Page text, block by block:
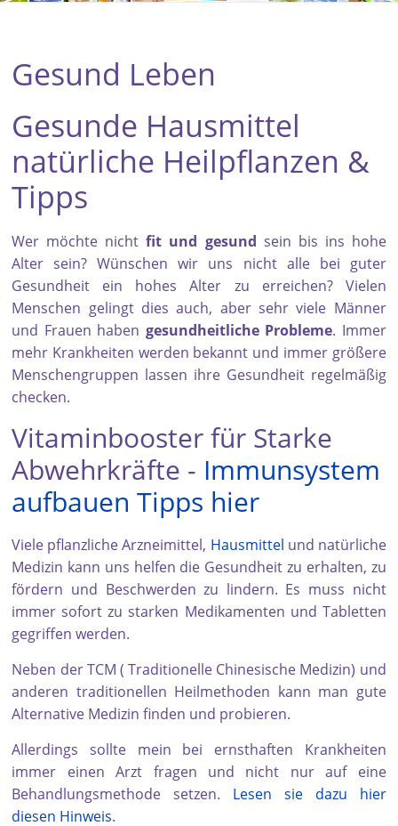
Gesund Leben
Gesunde Hausmittel
natürliche Heilpflanzen &
Tipps
Wer möchte nichtfit und gesund sein bis ins hohe
Alter sein? Wünschen wir uns nicht alle bei guter
Gesundheit ein hohes Alter zu erreichen? Vielen
Menschen gelingt dies auch, aber sehr viele Männer
und Frauen haben gesundheitliche Probleme. Immer
mehr Krankheiten werden bekannt und immer größere
Menschengruppen lassen ihre Gesundheit regelmäßig
checken.
Vitaminbooster für Starke
Abwehrkräfte - Immunsystem
aufbauen Tipps hier
Viele pflanzliche Arzneimittel, Hausmittel und natürliche
Medizin kann uns helfen die Gesundheit zu erhalten, zu
fördern und Beschwerden zu lindern. Es muss nicht
immer sofort zu starken Medikamenten und Tabletten
gegriffen werden.
Neben der TCM ( Traditionelle Chinesische Medizin) und
anderen traditionellen Heilmethoden kann man gute
Alternative Medizin finden und probieren.
Allerdings sollte mein bei ernsthaften Krankheiten
immer einen Arzt fragen und nicht nur auf eine
Behandlungsmethode setzen. Lesen sie dazu hier
diesen Hinweis.